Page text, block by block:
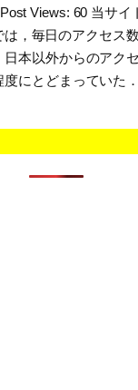
Post Views: 60 当サイ
，毎日のアクセス
本以外からのアク
度にとどまっていた